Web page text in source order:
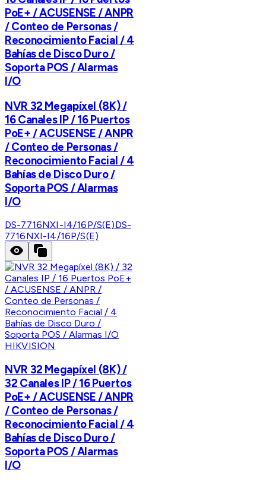
PoE+ / ACUSENSE / ANPR
/ Conteo de Personas /
Reconocimiento Facial / 4
Bahías de Disco Duro /
Soporta POS / Alarmas
I/O
NVR 32 Megapíxel (8K) /
16 Canales IP / 16 Puertos
PoE+ / ACUSENSE / ANPR
/ Conteo de Personas /
Reconocimiento Facial / 4
Bahías de Disco Duro /
Soporta POS / Alarmas
I/O
DS-7716NXI-I4/16P/S(E)DS-
7716NXI-I4/16P/S(E)
HIKVISION
NVR 32 Megapíxel (8K) /
32 Canales IP / 16 Puertos
PoE+ / ACUSENSE / ANPR
/ Conteo de Personas /
Reconocimiento Facial / 4
Bahías de Disco Duro /
Soporta POS / Alarmas
I/O